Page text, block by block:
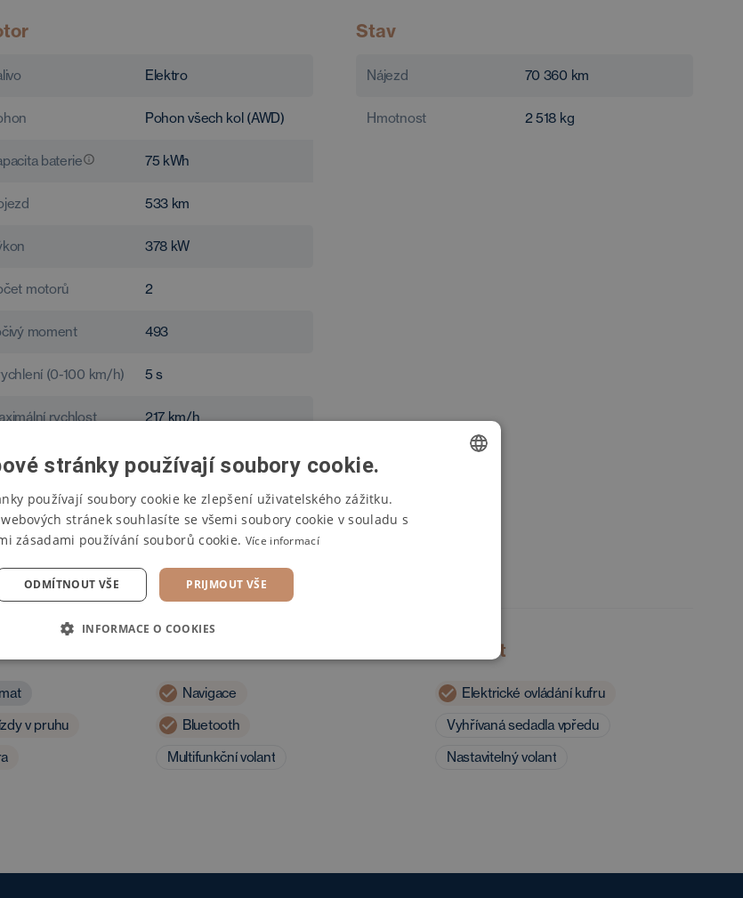
Elektro
Pohon všech kol (AWD)
baterie 75 kWh
533 km
378 kW
motorů 2
moment 493
(0-100 km/h) 5 s
rychlost 217km/h
16,9kWh/100 km
Stav
Nájezd 70 360 km
Hmotnost 2 518 kg
v pruhu
Navigace
Bluetooth
Multifunkční volant
Komfort
Elektrické ovládání kufru
Vyhřívaná sedadla vpředu
Nastavitelný volant
stránky používají soubory cookie.
používají soubory cookie ke zlepšení uživatelského zážitku.
stránek souhlasíte se všemi soubory cookie v souladu s
zásadami používání souborů cookie. Více informací
PRIJMOUT VŠE
ODMÍTNOUT VŠE
INFORMACE O COOKIES